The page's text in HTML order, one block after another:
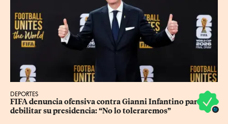
DEPORTES
FIFA denuncia ofensiva contra Gianni Infantino para
debilitar su presidencia: “No lo toleraremos”